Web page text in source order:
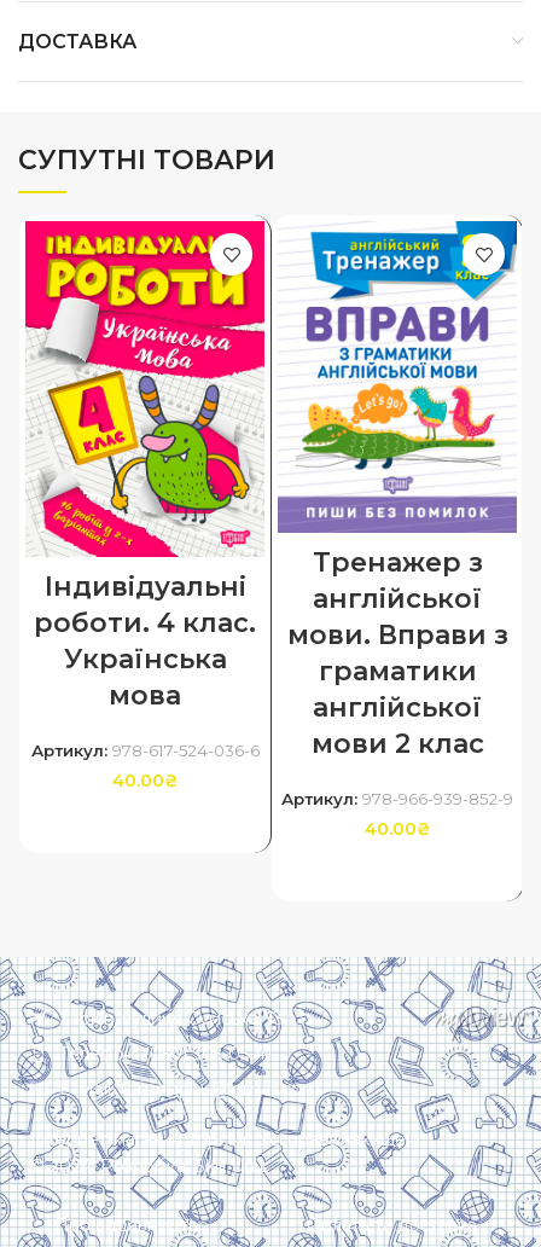
ДОСТАВКА
СУПУТНІ ТОВАРИ
Індивідуальні
роботи. 4 клас.
Українська
мова
Артикул: 978-617-524-036-6
40.00₴
Тренажер з
англійської
мови. Вправи з
граматики
англійської
мови 2 клас
Артикул: 978-966-939-852-9
40.00₴
Харків, вулиця Сумська, 13
Телефон: (050) 305-05-41
E-Mail: torsingplus@gmail.com
Інтернет-магазин Торсінг. Усі права захищені
© 2024. Розробка:Skill Unit
Про видавництво Оплата та доставка